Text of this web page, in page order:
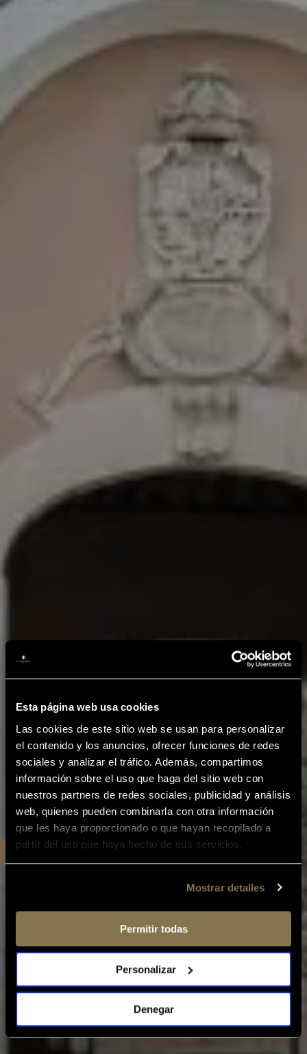
Esta página web usa cookies
Las cookies de este sitio web se usan para personalizar
el contenido y los anuncios, ofrecer funciones de redes
sociales y analizar el tráfico. Además, compartimos
información sobre el uso que haga del sitio web con
nuestros partners de redes sociales, publicidad y análisis
web, quienes pueden combinarla con otra información
que les haya proporcionado o que hayan recopilado a
partir del uso que haya hecho de sus servicios.
Mostrar detalles
Permitir todas
Personalizar
Denegar